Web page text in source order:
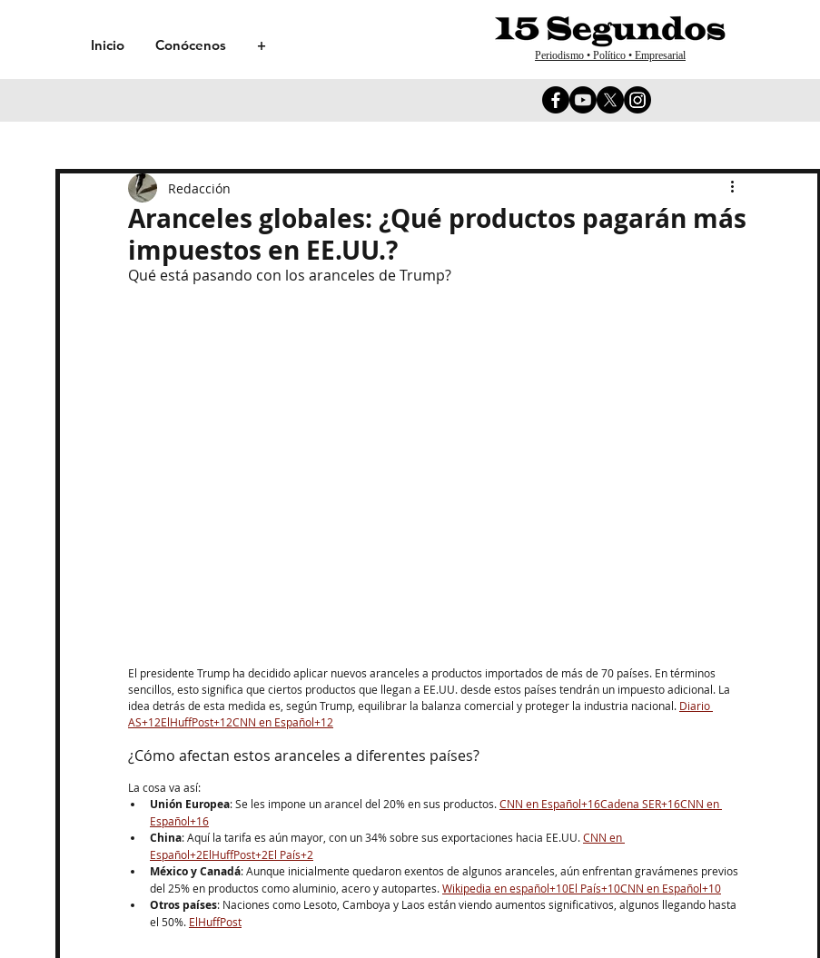
Inicio Conócenos +
Periodismo • Político • Empresarial
Aranceles globales: ¿Qué productos pagarán más
impuestos en EE.UU.?
Redacción
Qué está pasando con los aranceles de Trump?
El presidente Trump ha decidido aplicar nuevos aranceles a productos importados de más de 70 países. En términos
sencillos, esto significa que ciertos productos que llegan a EE.UU. desde estos países tendrán un impuesto adicional. La
idea detrás de esta medida es, según Trump, equilibrar la balanza comercial y proteger la industria nacional. ​ Diario
AS+12ElHuffPost+12CNN en Español+12
¿Cómo afectan estos aranceles a diferentes países?
La cosa va así:​
Unión Europea: Se les impone un arancel del 20% en sus productos. ​CNN en Español+16Cadena SER+16CNN en
Español+16
China: Aquí la tarifa es aún mayor, con un 34% sobre sus exportaciones hacia EE.UU. ​CNN en
Español+2ElHuffPost+2El País+2
México y Canadá: Aunque inicialmente quedaron exentos de algunos aranceles, aún enfrentan gravámenes previos
del 25% en productos como aluminio, acero y autopartes. ​Wikipedia en español+10El País+10CNN en Español+10
Otros países: Naciones como Lesoto, Camboya y Laos están viendo aumentos significativos, algunos llegando hasta
el 50%. ​ ElHuffPost